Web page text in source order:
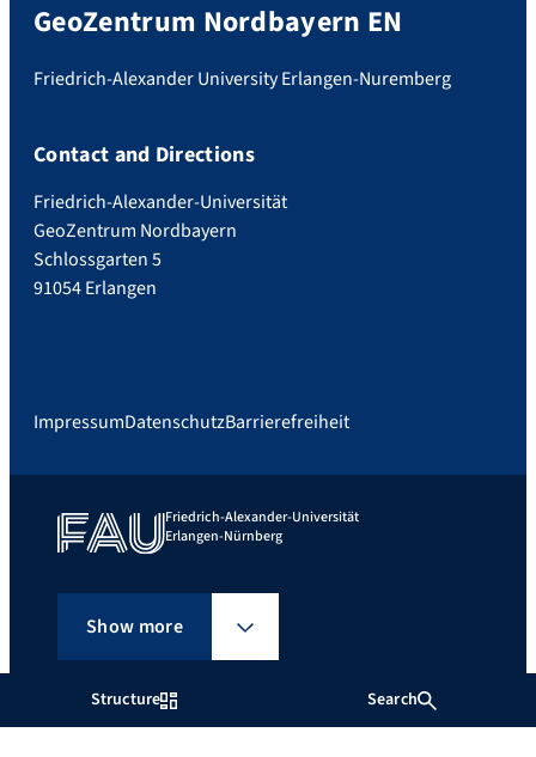
Structure Search
GeoZentrum Nordbayern EN
Friedrich-Alexander University Erlangen-Nuremberg
Contact and Directions
Friedrich-Alexander-Universität
GeoZentrum Nordbayern
Schlossgarten 5
91054 Erlangen
ImpressumDatenschutzBarrierefreiheit
Friedrich-Alexander-Universität
Erlangen-Nürnberg
Show more